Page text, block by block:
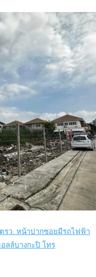
รว. หน้าปากซอยมีรถไฟฟ้า
ลล์บางกะปิ โทร